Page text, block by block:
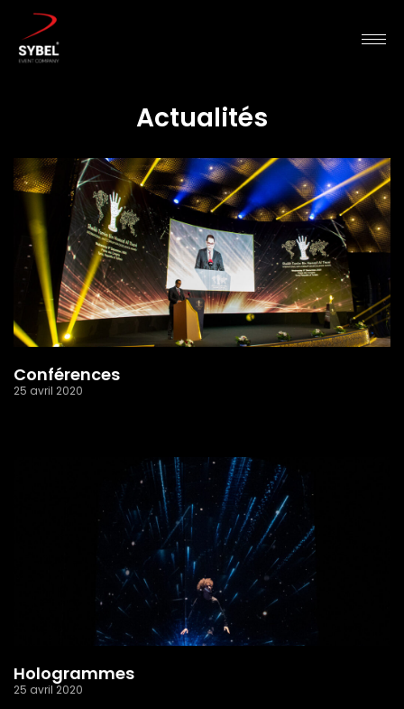
Actualités
Conférences
25 avril 2020
Hologrammes
25 avril 2020